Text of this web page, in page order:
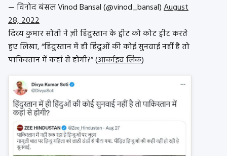
— विनोद बंसल Vinod Bansal (@vinod_bansal)August
28, 2022
दिव्य कुमार सोती ने ज़ी हिंदुस्तान के ट्वीट को कोट ट्वीट करते
हुए लिखा, “हिंदुस्तान में ही हिंदुओं की कोई सुनवाई नहीं है तो
पाकिस्तान में कहां से होगी?” (आर्काइव लिंक)